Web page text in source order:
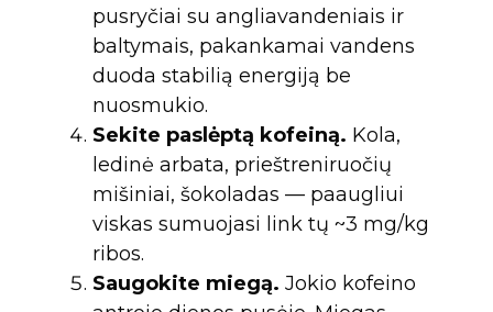
pusryčiai su angliavandeniais ir
baltymais, pakankamai vandens
duoda stabilią energiją be
nuosmukio.
Sekite paslėptą kofeiną. Kola,
ledinė arbata, prieštreniruočių
mišiniai, šokoladas — paaugliui
viskas sumuojasi link tų ~3 mg/kg
ribos.
Saugokite miegą. Jokio kofeino